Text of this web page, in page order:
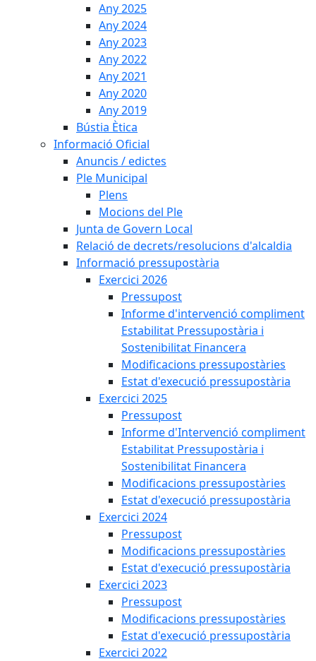
Any 2025
Any 2024
Any 2023
Any 2022
Any 2021
Any 2020
Any 2019
Bústia Ètica
Informació Oficial
Anuncis / edictes
Ple Municipal
Plens
Mocions del Ple
Junta de Govern Local
Relació de decrets/resolucions d'alcaldia
Informació pressupostària
Exercici 2026
Pressupost
Informe d'intervenció compliment
Estabilitat Pressupostària i
Sostenibilitat Financera
Modificacions pressupostàries
Estat d'execució pressupostària
Exercici 2025
Pressupost
Informe d'Intervenció compliment
Estabilitat Pressupostària i
Sostenibilitat Financera
Modificacions pressupostàries
Estat d'execució pressupostària
Exercici 2024
Pressupost
Modificacions pressupostàries
Estat d'execució pressupostària
Exercici 2023
Pressupost
Modificacions pressupostàries
Estat d'execució pressupostària
Exercici 2022